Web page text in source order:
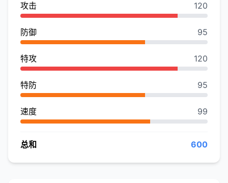
攻击 120
防御 95
特攻 120
特防 95
速度 99
总和 600